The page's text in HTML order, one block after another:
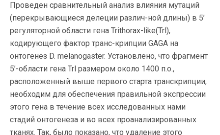
Проведен сравнительный анализ влияния мутаций
(перекрывающиеся делеции различ-ной длины) в 5’
регуляторной области гена Trithorax-like(Trl),
кодирующего фактор транс-крипции GAGA на
онтогенез D. melanogaster. Установлено, что фрагмент
5’-области гена Trl размером около 1400 п.о.,
расположенный выше первого старта транскрипции,
необходим для обеспечения правильной экспрессии
этого гена в течение всех исследованных нами
стадий онтогенеза и во всех проанализированных
тканях. Так, было показано, что удаление этого